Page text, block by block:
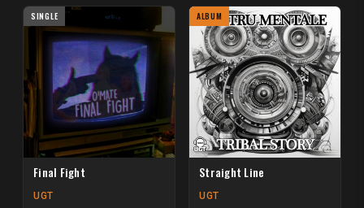
SINGLE
Final Fight
UGT
ALBUM
Straight Line
UGT